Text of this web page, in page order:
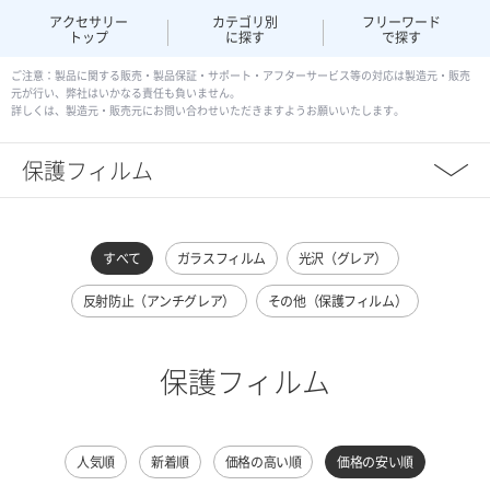
アクセサリー
トップ
カテゴリ別
に探す
フリーワード
で探す
ご注意：製品に関する販売・製品保証・サポート・アフターサービス等の対応は製造元・販売
元が行い、弊社はいかなる責任も負いません。
詳しくは、製造元・販売元にお問い合わせいただきますようお願いいたします。
保護フィルム
すべて ガラスフィルム 光沢（グレア）
反射防止（アンチグレア） その他（保護フィルム）
保護フィルム
人気順 新着順 価格の高い順 価格の安い順